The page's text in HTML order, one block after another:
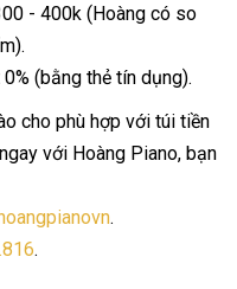
- 400k (Hoàng có so
(bằng thẻ tín dụng).
cho phù hợp với túi tiền
với Hoàng Piano, bạn
.
.